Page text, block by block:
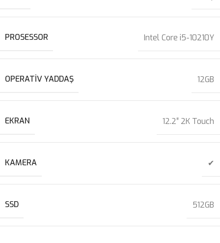
PROSESSOR Intel Core i5-10210Y
OPERATIV YADDAŞ 12GB
EKRAN 12.2″ 2K Touch
KAMERA ✔
SSD 512GB